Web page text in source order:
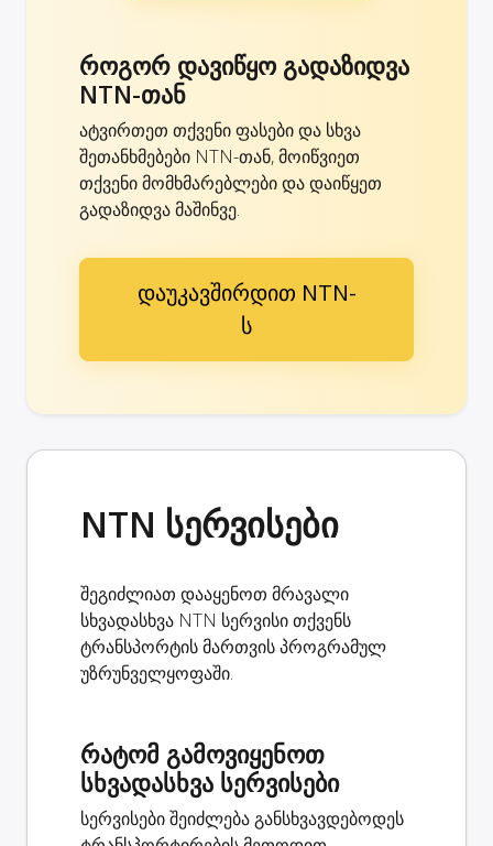
როგორ დავიწყო გადაზიდვა
NTN-თან
ატვირთეთ თქვენი ფასები და სხვა
შეთანხმებები NTN-თან, მოიწვიეთ
თქვენი მომხმარებლები და დაიწყეთ
გადაზიდვა მაშინვე.
დაუკავშირდით NTN-
ს
NTN სერვისები
შეგიძლიათ დააყენოთ მრავალი
სხვადასხვა NTN სერვისი თქვენს
ტრანსპორტის მართვის პროგრამულ
უზრუნველყოფაში.
რატომ გამოვიყენოთ
სხვადასხვა სერვისები
სერვისები შეიძლება განსხვავდებოდეს